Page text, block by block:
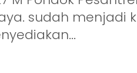
sudah menjadi